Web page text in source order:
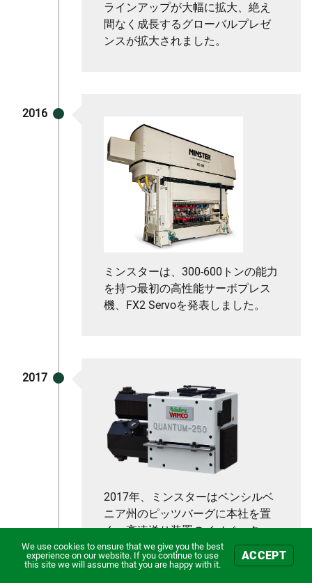
ラインアップが大幅に拡大、絶え
間なく成長するグローバルプレゼ
ンスが拡大されました。
2016
ミンスターは、300-600トンの能力
を持つ最初の高性能サーボプレス
機、FX2 Servoを発表しました。
2017
2017年、ミンスターはペンシルベ
ニア州のピッツバーグに本社を置
く、高速送り装置のイノベーター
であり主要メーカーであるVamco
International, Inc.の買収を発表しま
We use cookies to ensure that we give you the best
experience on our website. If you continue to use
this site we will assume that you are happy with it.
ACCEPT